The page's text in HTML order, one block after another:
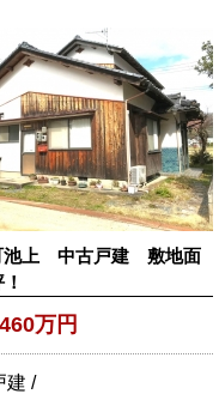
池上 中古戸建 敷地面
460万円
建 /